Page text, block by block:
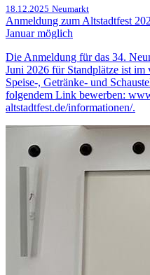
18.12.2025 Neumarkt
Anmeldung zum Altstadtfest
Januar möglich
Die Anmeldung für das 34.
Juni 2026 für Standplätze ist
Speise-, Getränke- und
folgendem Link bewerben:
altstadtfest.de/informationen/.